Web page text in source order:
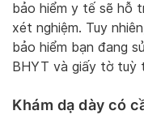
bảo hiểm y tế sẽ hỗ
xét nghiệm. Tuy
bảo hiểm bạn đang
BHYT và giấy tờ tuỳ
Khám dạ dày có